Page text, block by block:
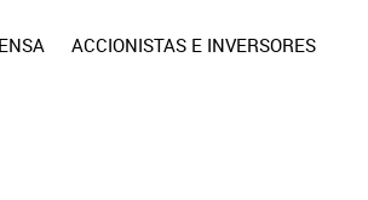
ACCIONISTAS E INVERSORES